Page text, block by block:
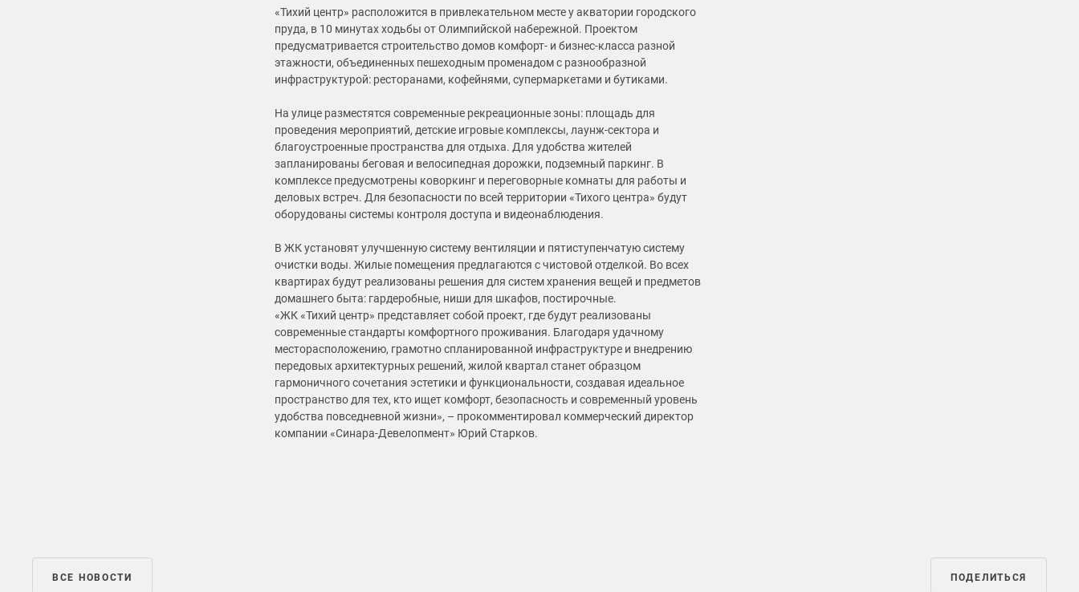
«Тихий центр» расположится в привлекательном месте у акватории городского
пруда, в 10 минутах ходьбы от Олимпийской набережной. Проектом
предусматривается строительство домов комфорт- и бизнес-класса разной
этажности, объединенных пешеходным променадом с разнообразной
инфраструктурой: ресторанами, кофейнями, супермаркетами и бутиками.
На улице разместятся современные рекреационные зоны: площадь для
проведения мероприятий, детские игровые комплексы, лаунж-сектора и
благоустроенные пространства для отдыха. Для удобства жителей
запланированы беговая и велосипедная дорожки, подземный паркинг. В
комплексе предусмотрены коворкинг и переговорные комнаты для работы и
деловых встреч. Для безопасности по всей территории «Тихого центра» будут
оборудованы системы контроля доступа и видеонаблюдения.
В ЖК установят улучшенную систему вентиляции и пятиступенчатую систему
очистки воды. Жилые помещения предлагаются с чистовой отделкой. Во всех
квартирах будут реализованы решения для систем хранения вещей и предметов
домашнего быта: гардеробные, ниши для шкафов, постирочные.
«ЖК «Тихий центр» представляет собой проект, где будут реализованы
современные стандарты комфортного проживания. Благодаря удачному
месторасположению, грамотно спланированной инфраструктуре и внедрению
передовых архитектурных решений, жилой квартал станет образцом
гармоничного сочетания эстетики и функциональности, создавая идеальное
пространство для тех, кто ищет комфорт, безопасность и современный уровень
удобства повседневной жизни», – прокомментировал коммерческий директор
компании «Синара-Девелопмент» Юрий Старков.
ВСЕ НОВОСТИ ПОДЕЛИТЬСЯ